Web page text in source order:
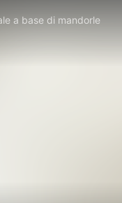
a base di mandorle